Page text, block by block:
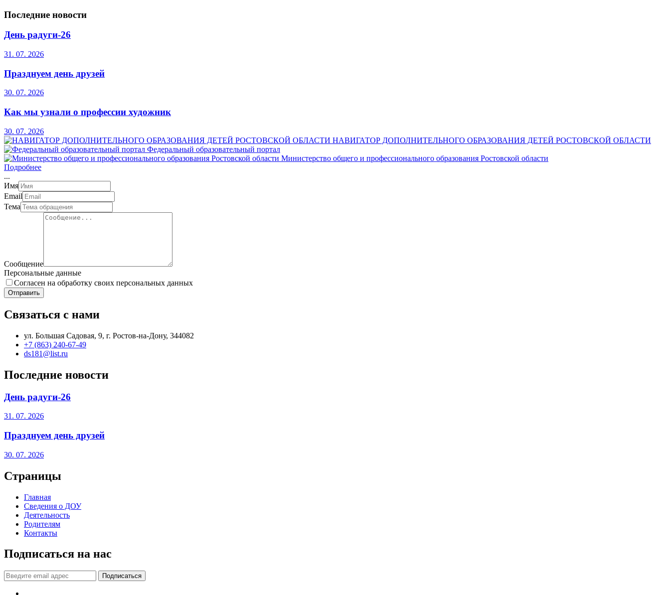
Последние новости
День радуги-26
31. 07. 2026
Празднуем день друзей
30. 07. 2026
Как мы узнали о профессии художник
30. 07. 2026
НАВИГАТОР ДОПОЛНИТЕЛЬНОГО ОБРАЗОВАНИЯ ДЕТЕЙ РОСТОВСКОЙ ОБЛАСТИ
Федеральный образовательный портал
Министерство общего и профессионального образования Ростовской области
Подробнее
...
Имя
Email
Тема
Сообщение
Персональные данные
Согласен на обработку своих персональных данных
Отправить
Связаться с нами
ул. Большая Садовая, 9, г. Ростов-на-Дону, 344082
+7 (863) 240-67-49
ds181@list.ru
Последние новости
День радуги-26
31. 07. 2026
Празднуем день друзей
30. 07. 2026
Страницы
Главная
Сведения о ДОУ
Деятельность
Родителям
Контакты
Подписаться на нас